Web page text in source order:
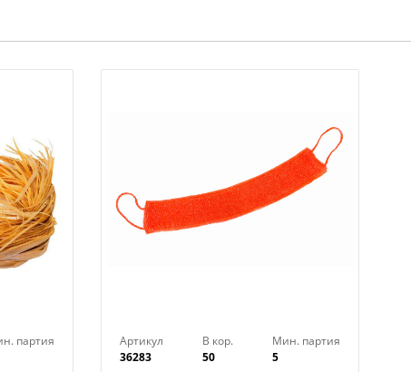
партия
Артикул
36283
В кор.
50
Мин. партия
5